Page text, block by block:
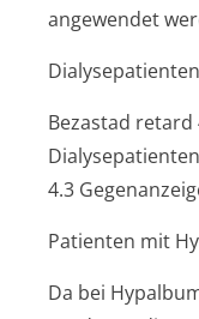
angewendet
Dialysepatienten
Bezastad
4.3
Patienten mit
Da bei